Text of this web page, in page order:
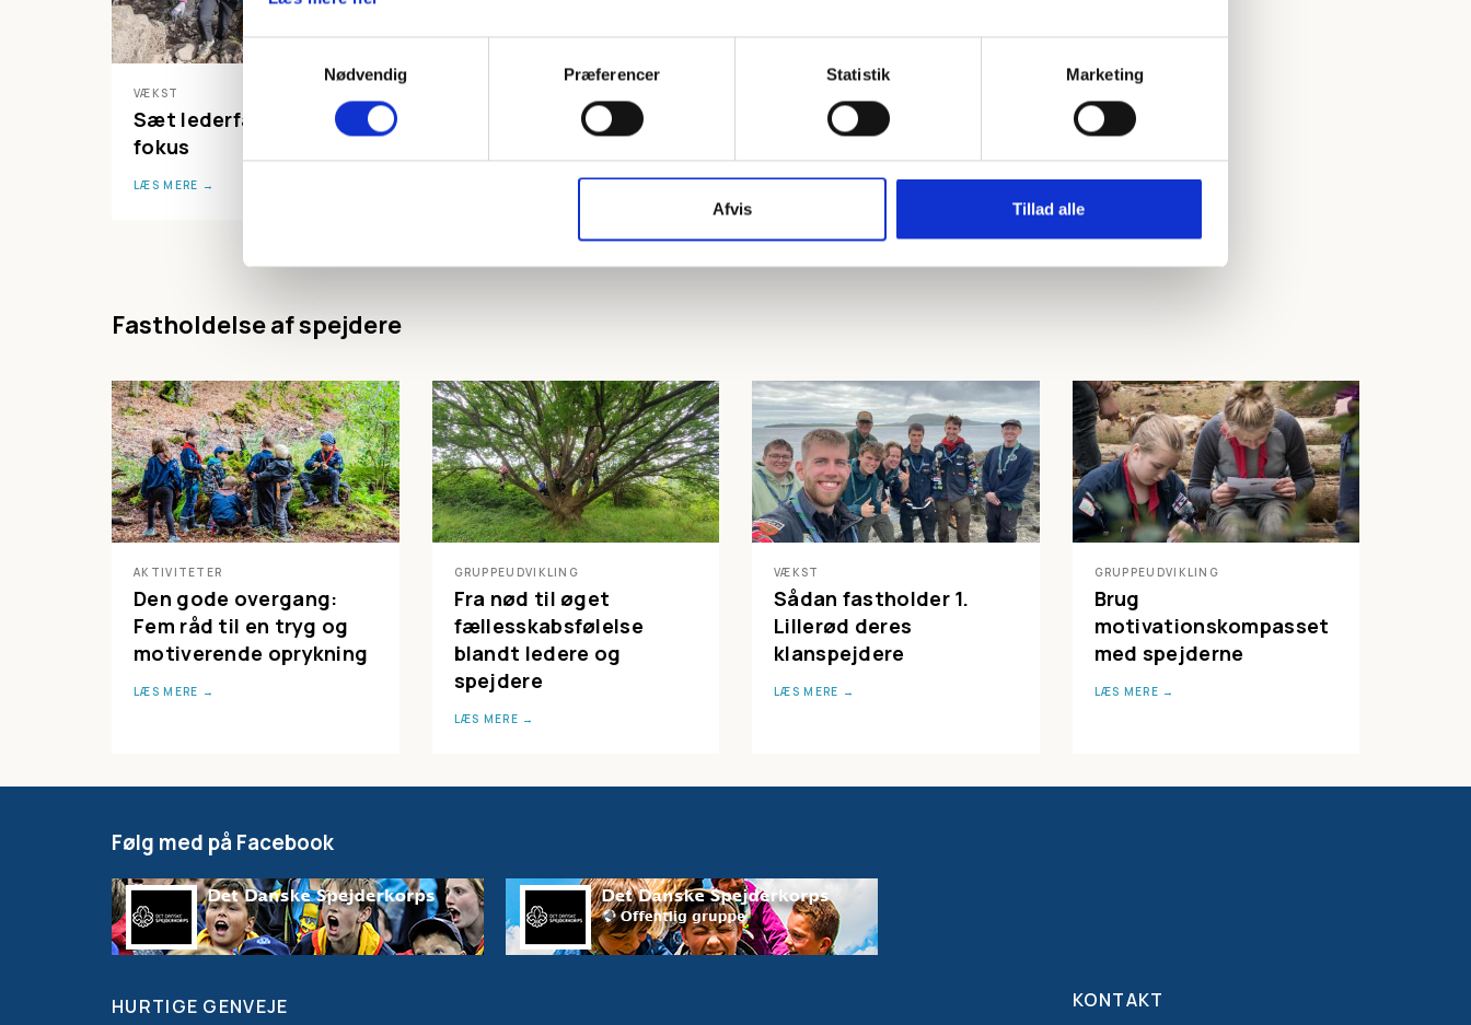
Samtykkevalg
Nødvendig
Præferencer Statistik Marketing
Afvis Tillad alle
VÆKST
Sæt lederfællesskabet i
fokus
LÆS MERE
Inspiration til at pleje
Fastholdelse af spejdere
AKTIVITETER
Den gode overgang:
Fem råd til en tryg og
motiverende oprykning
LÆS MERE
GRUPPEUDVIKLING
Fra nød til øget
fællesskabsfølelse
blandt ledere og
spejdere​
LÆS MERE
VÆKST
Sådan fastholder 1.
Lillerød deres
klanspejdere
LÆS MERE
GRUPPEUDVIKLING
Brug
motivationskompasset
med spejderne
LÆS MERE
Følg med på Facebook
KONTAKT
HURTIGE GENVEJE